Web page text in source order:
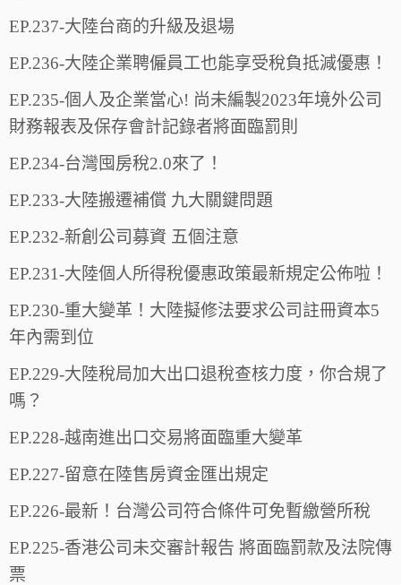
EP.237-大陸台商的升級及退場
EP.236-大陸企業聘僱員工也能享受稅負抵減優惠！
EP.235-個人及企業當心! 尚未編製2023年境外公司
財務報表及保存會計記錄者將面臨罰則
EP.234-台灣囤房稅2.0來了！
EP.233-大陸搬遷補償 九大關鍵問題
EP.232-新創公司募資 五個注意
EP.231-大陸個人所得稅優惠政策最新規定公佈啦！
EP.230-重大變革！大陸擬修法要求公司註冊資本5
年內需到位
EP.229-大陸稅局加大出口退稅查核力度，你合規了
嗎？
EP.228-越南進出口交易將面臨重大變革
EP.227-留意在陸售房資金匯出規定
EP.226-最新！台灣公司符合條件可免暫繳營所稅
EP.225-香港公司未交審計報告 將面臨罰款及法院傳
票